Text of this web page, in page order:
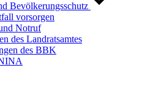
Bevölkerungsschutz
vorsorgen
Notruf
des Landratsamtes
des BBK